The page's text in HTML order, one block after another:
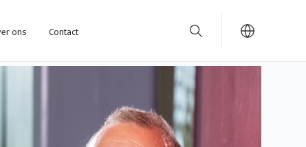
ons Contact